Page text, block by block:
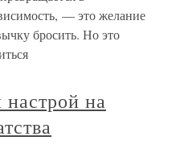
— это желание
бросить. Но это
на